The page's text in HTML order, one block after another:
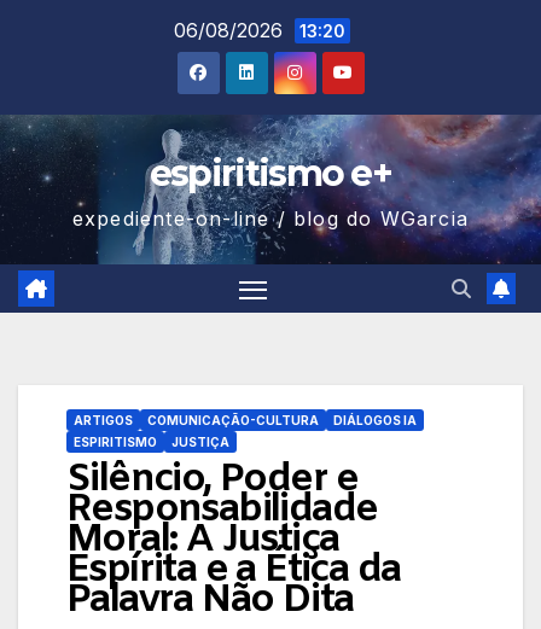
06/08/2026 13:20
espiritismo e+
expediente-on-line / blog do WGarcia
ARTIGOS COMUNICAÇÃO-CULTURA
DIÁLOGOS IA
ESPIRITISMO
JUSTIÇA
Silêncio, Poder e
Responsabilidade
Moral: A Justiça
Espírita e a Ética da
Palavra Não Dita